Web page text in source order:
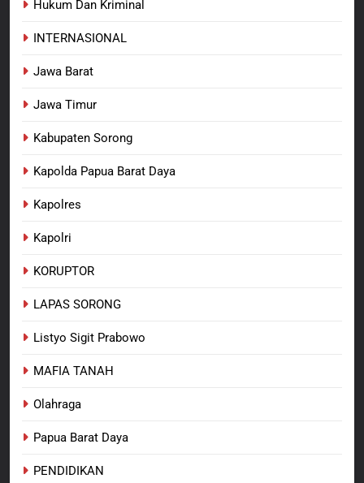
bagi Mama-Mama dan Anak-
BERITA BARU
Hukum Dan Kriminal
INTERNASIONAL
Jawa Barat
Jawa Timur
Kabupaten Sorong
Kapolda Papua Barat Daya
Kapolres
Kapolri
KORUPTOR
LAPAS SORONG
Listyo Sigit Prabowo
MAFIA TANAH
Olahraga
Papua Barat Daya
PENDIDIKAN